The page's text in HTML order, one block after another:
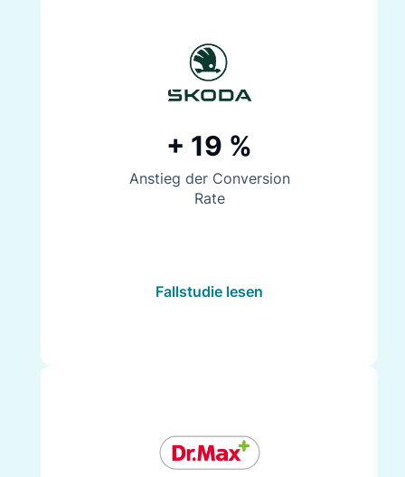
+ 19 %
Anstieg der Conversion
Rate
Fallstudie lesen